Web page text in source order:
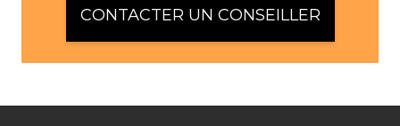
CONTACTER UN CONSEILLER